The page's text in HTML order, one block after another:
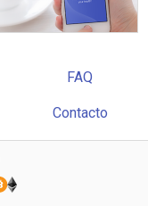
FAQ
Contacto